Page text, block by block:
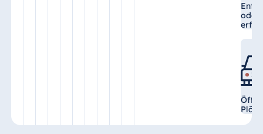
oder